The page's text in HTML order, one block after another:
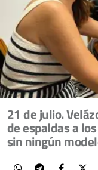
21 de julio.
de espaldas a
sin ningún